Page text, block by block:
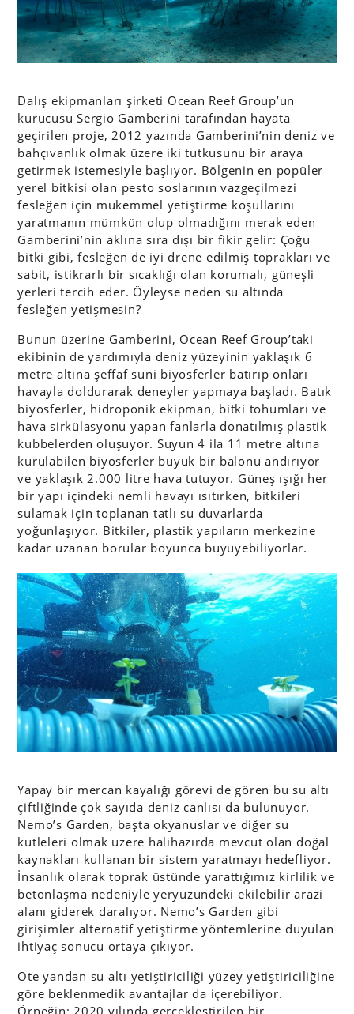
Dalış ekipmanları şirketi Ocean Reef Group’un
kurucusu Sergio Gamberini tarafından hayata
geçirilen proje, 2012 yazında Gamberini’nin deniz ve
bahçıvanlık olmak üzere iki tutkusunu bir araya
getirmek istemesiyle başlıyor. Bölgenin en popüler
yerel bitkisi olan pesto soslarının vazgeçilmezi
fesleğen için mükemmel yetiştirme koşullarını
yaratmanın mümkün olup olmadığını merak eden
Gamberini’nin aklına sıra dışı bir fikir gelir: Çoğu
bitki gibi, fesleğen de iyi drene edilmiş toprakları ve
sabit, istikrarlı bir sıcaklığı olan korumalı, güneşli
yerleri tercih eder. Öyleyse neden su altında
fesleğen yetişmesin?
Bunun üzerine Gamberini, Ocean Reef Group’taki
ekibinin de yardımıyla deniz yüzeyinin yaklaşık 6
metre altına şeffaf suni biyosferler batırıp onları
havayla doldurarak deneyler yapmaya başladı. Batık
biyosferler, hidroponik ekipman, bitki tohumları ve
hava sirkülasyonu yapan fanlarla donatılmış plastik
kubbelerden oluşuyor. Suyun 4 ila 11 metre altına
kurulabilen biyosferler büyük bir balonu andırıyor
ve yaklaşık 2.000 litre hava tutuyor. Güneş ışığı her
bir yapı içindeki nemli havayı ısıtırken, bitkileri
sulamak için toplanan tatlı su duvarlarda
yoğunlaşıyor. Bitkiler, plastik yapıların merkezine
kadar uzanan borular boyunca büyüyebiliyorlar.
Yapay bir mercan kayalığı görevi de gören bu su altı
çiftliğinde çok sayıda deniz canlısı da bulunuyor.
Nemo’s Garden, başta okyanuslar ve diğer su
kütleleri olmak üzere halihazırda mevcut olan doğal
kaynakları kullanan bir sistem yaratmayı hedefliyor.
İnsanlık olarak toprak üstünde yarattığımız kirlilik ve
betonlaşma nedeniyle yeryüzündeki ekilebilir arazi
alanı giderek daralıyor. Nemo’s Garden gibi
girişimler alternatif yetiştirme yöntemlerine duyulan
ihtiyaç sonucu ortaya çıkıyor.
Öte yandan su altı yetiştiriciliği yüzey yetiştiriciliğine
göre beklenmedik avantajlar da içerebiliyor.
Örneğin; 2020 yılında gerçekleştirilen bir